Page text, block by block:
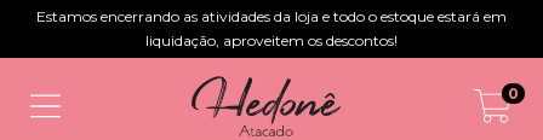
Estamos encerrando as atividades da loja e todo o estoque estará em
liquidação, aproveitem os descontos!
0